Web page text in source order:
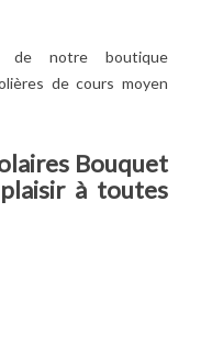
notre boutique
de cours moyen
Bouquet
à toutes